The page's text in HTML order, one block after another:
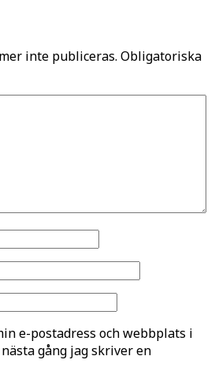
inte publiceras. Obligatoriska
e-postadress och webbplats i
gång jag skriver en